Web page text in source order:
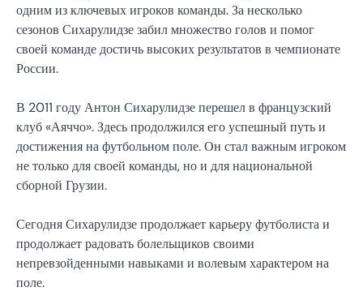
одним из ключевых игроков команды. За несколько
сезонов Сихарулидзе забил множество голов и помог
своей команде достичь высоких результатов в чемпионате
России.
В 2011 году Антон Сихарулидзе перешел в французский
клуб «Аяччо». Здесь продолжился его успешный путь и
достижения на футбольном поле. Он стал важным игроком
не только для своей команды, но и для национальной
сборной Грузии.
Сегодня Сихарулидзе продолжает карьеру футболиста и
продолжает радовать болельщиков своими
непревзойденными навыками и волевым характером на
поле.